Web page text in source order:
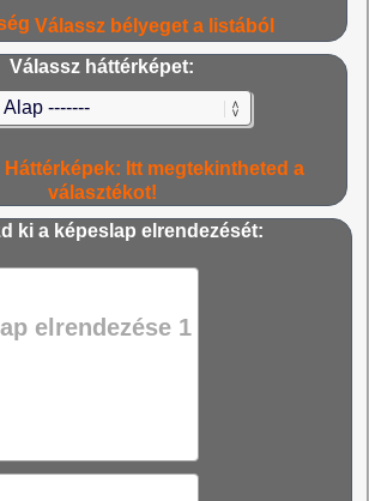
Válassz bélyeget a listából
Válassz háttérképet:
Háttérképek: Itt megtekintheted a
választékot!
ki a képeslap elrendezését: